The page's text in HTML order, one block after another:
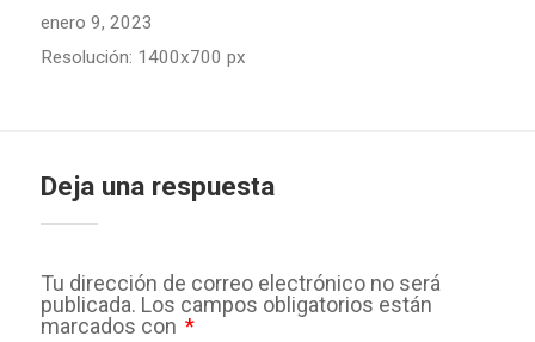
enero 9, 2023
Resolución: 1400x700 px
Deja una respuesta
Tu dirección de correo electrónico no será
publicada. Los campos obligatorios están
marcados con *